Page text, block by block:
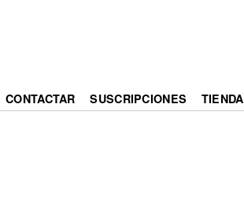
CONTACTAR SUSCRIPCIONES TIENDA